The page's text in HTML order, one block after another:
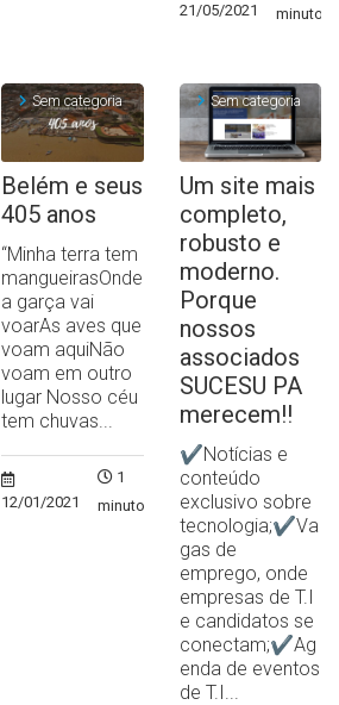
21/05/2021 minuto
Sem categoria
Belém e seus
405 anos
“Minha terra tem
mangueirasOnde
a garça vai
voarAs aves que
voam aquiNão
voam em outro
lugar Nosso céu
tem chuvas...
12/01/2021
1
minuto
Sem categoria
Um site mais
completo,
robusto e
moderno.
Porque
nossos
associados
SUCESU PA
merecem!!
✔Notícias e
conteúdo
exclusivo sobre
tecnologia;✔Va
gas de
emprego, onde
empresas de T.I
e candidatos se
conectam;✔Ag
enda de eventos
de T.I...